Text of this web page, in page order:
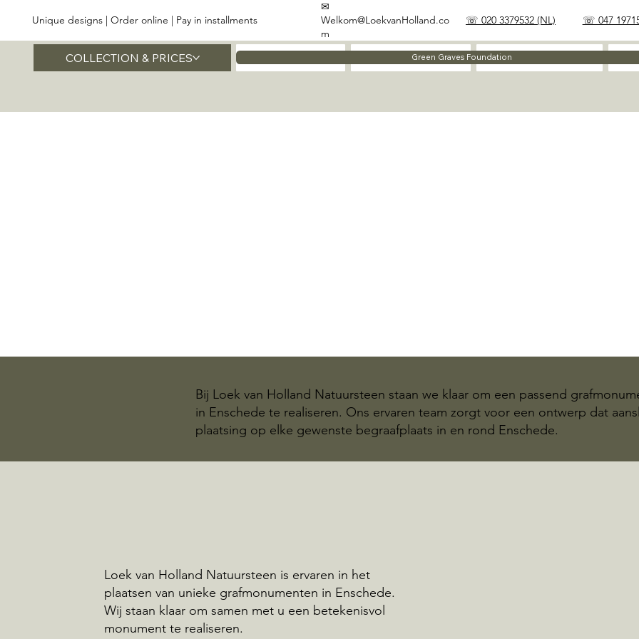
Unique designs | Order online | Pay in installments ☏ 020 3379532 (NL) ☏ 047
✉
Welkom@LoekvanHolland.co
m
COLLECTION & PRICES Method
Green Graves Foundation
Bij Loek van Holland Natuursteen staan we klaar om een passend
in Enschede te realiseren. Ons ervaren team zorgt voor een ontwerp dat
plaatsing op elke gewenste begraafplaats in en rond Enschede.
Loek van Holland Natuursteen is ervaren in het
plaatsen van unieke grafmonumenten in Enschede.
Wij staan klaar om samen met u een betekenisvol
monument te realiseren.